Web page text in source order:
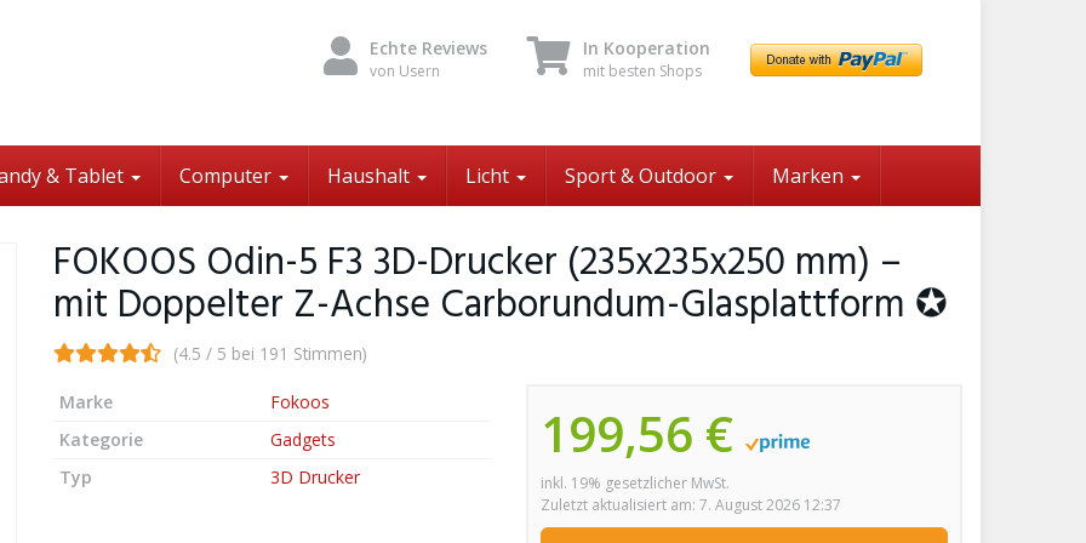
Echte Reviews
von Usern
In Kooperation
mit besten Shops
& Tablet Computer Haushalt Licht Sport & Outdoor Marken
FOKOOS Odin-5 F3 3D-Drucker (235x235x250 mm) –
mit Doppelter Z-Achse Carborundum-Glasplattform ✪
(4.5 / 5 bei 191 Stimmen)
199,56 €
inkl. 19% gesetzlicher MwSt.
Zuletzt aktualisiert am: 7. August 2026 12:37
Marke
Fokoos
Kategorie
Gadgets
Typ
3D Drucker